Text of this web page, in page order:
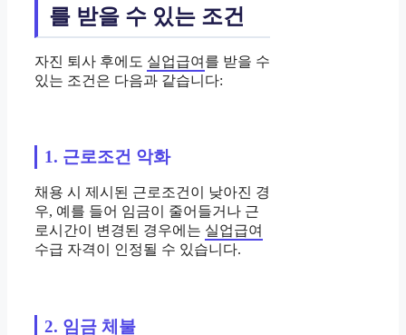
를 받을 수 있는 조건
자진 퇴사 후에도 실업급여 를 받을 수
있는 조건은 다음과 같습니다:
1. 근로조건 악화
채용 시 제시된 근로조건이 낮아진 경
우, 예를 들어 임금이 줄어들거나 근
로시간이 변경된 경우에는 실업급여
수급 자격이 인정될 수 있습니다.
2. 임금 체불